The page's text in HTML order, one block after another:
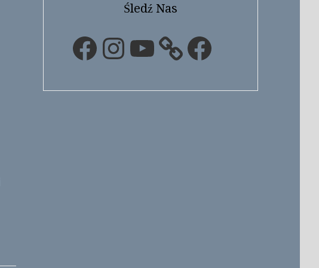
Śledź Nas
FacebookInstagramYouTube Facebook